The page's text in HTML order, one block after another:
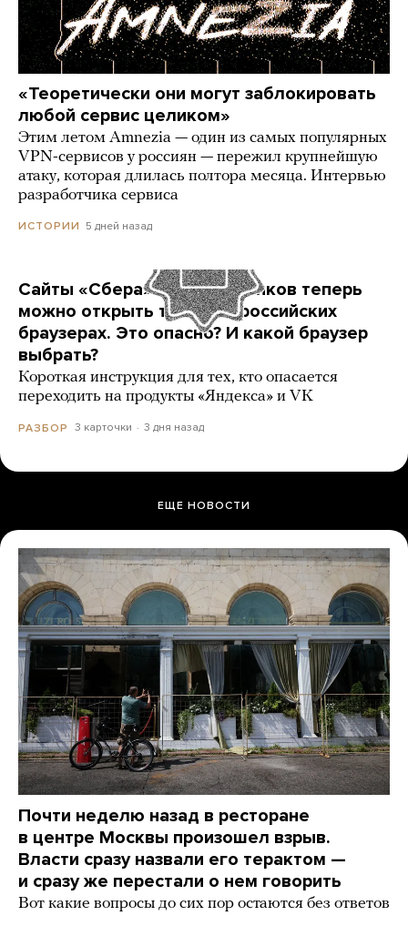
«Теоретически они могут заблокировать
любой сервис целиком»
Этим летом Amnezia — один из самых популярных
VPN-сервисов у россиян — пережил крупнейшую
атаку, которая длилась полтора месяца. Интервью
разработчика сервиса
ИСТОРИИ 5 дней назад
Сайты «Сбера» и других банков теперь
можно открыть только в российских
браузерах. Это опасно? И какой браузер
выбрать?
Короткая инструкция для тех, кто опасается
переходить на продукты «Яндекса» и VK
РАЗБОР 3 карточки 3 дня назад
ЕЩЕ НОВОСТИ
Почти неделю назад в ресторане
в центре Москвы произошел взрыв.
Власти сразу назвали его терактом —
и сразу же перестали о нем говорить
Вот какие вопросы до сих пор остаются без ответов